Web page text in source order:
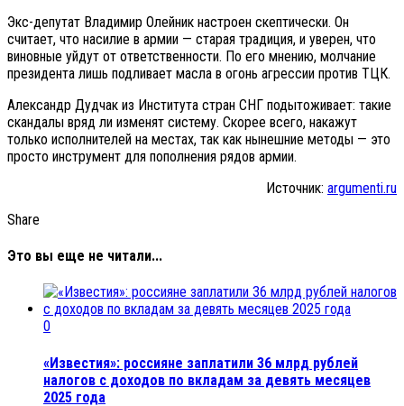
Экс-депутат Владимир Олейник настроен скептически. Он
считает, что насилие в армии — старая традиция, и уверен, что
виновные уйдут от ответственности. По его мнению, молчание
президента лишь подливает масла в огонь агрессии против ТЦК.
Александр Дудчак из Института стран СНГ подытоживает: такие
скандалы вряд ли изменят систему. Скорее всего, накажут
только исполнителей на местах, так как нынешние методы — это
просто инструмент для пополнения рядов армии.
Источник: argumenti.ru
Share
Это вы еще не читали...
0
«Известия»: россияне заплатили 36 млрд рублей
налогов с доходов по вкладам за девять месяцев
2025 года